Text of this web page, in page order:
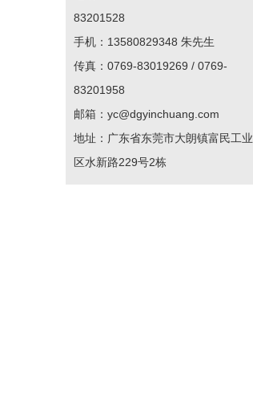
83201528
手机：13580829348 朱先生
传真：0769-83019269 / 0769-
83201958
邮箱：yc@dgyinchuang.com
地址：广东省东莞市大朗镇富民工业
区水新路229号2栋